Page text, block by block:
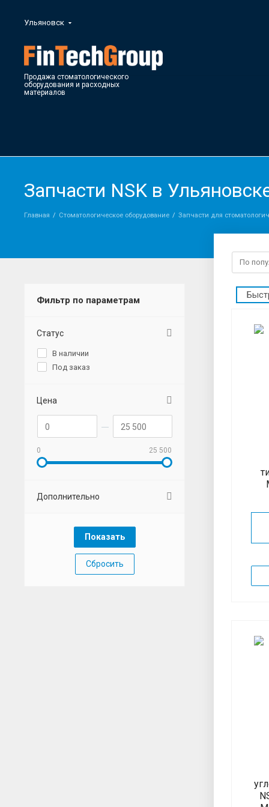
Ульяновск
Продажа стоматологического
оборудования и расходных
материалов
Запчасти NSK в
Главная Стоматологическое оборудование Запчасти для
Фильтр по параметрам
Статус
В наличии
Под заказ
Цена
0 25 500
Дополнительно
Сбросить